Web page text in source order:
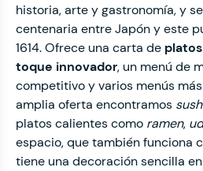
historia, arte y gastronomía, y
centenaria entre Japón y este
1614. Ofrece una carta de
toque innovador, un menú de
competitivo y varios menús
amplia oferta encontramos
platos calientes como ramen,
espacio, que también funciona
tiene una decoración sencilla